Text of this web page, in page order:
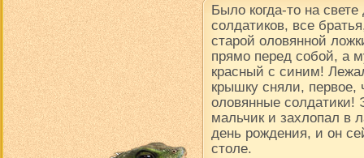
Было когда-то на
солдатиков, все
старой оловянной
прямо перед собой, а
красный с синим!
крышку сняли,
оловянные солдатики!
мальчик и захлопал в
день рождения, и он
столе.